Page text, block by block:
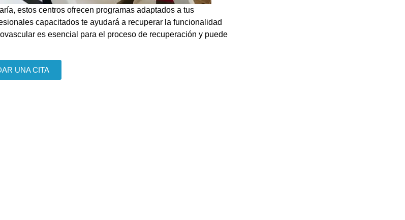
estos centros ofrecen programas adaptados a tus
capacitados te ayudará a recuperar la funcionalidad
es esencial para el proceso de recuperación y puede
UNA CITA